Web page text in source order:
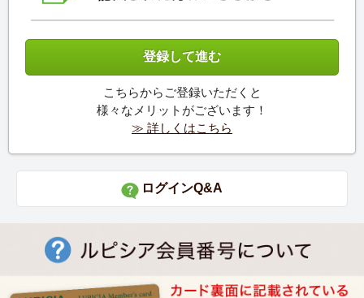
こちらからご登録いただくと
様々なメリットがございます！
≫ 詳しくはこちら